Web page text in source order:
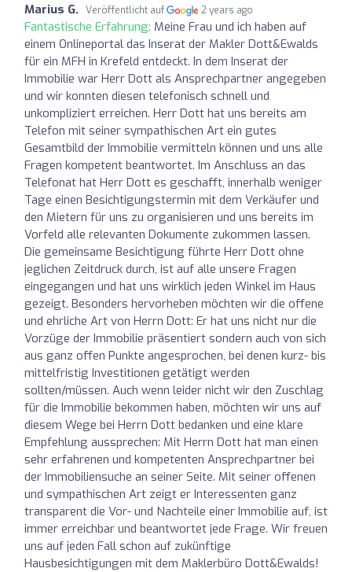
Marius G. Veröffentlicht auf 2 years ago
Fantastische Erfahrung: Meine Frau und ich haben auf
einem Onlineportal das Inserat der Makler Dott&Ewalds
für ein MFH in Krefeld entdeckt. In dem Inserat der
Immobilie war Herr Dott als Ansprechpartner angegeben
und wir konnten diesen telefonisch schnell und
unkompliziert erreichen. Herr Dott hat uns bereits am
Telefon mit seiner sympathischen Art ein gutes
Gesamtbild der Immobilie vermitteln können und uns alle
Fragen kompetent beantwortet. Im Anschluss an das
Telefonat hat Herr Dott es geschafft, innerhalb weniger
Tage einen Besichtigungstermin mit dem Verkäufer und
den Mietern für uns zu organisieren und uns bereits im
Vorfeld alle relevanten Dokumente zukommen lassen.
Die gemeinsame Besichtigung führte Herr Dott ohne
jeglichen Zeitdruck durch, ist auf alle unsere Fragen
eingegangen und hat uns wirklich jeden Winkel im Haus
gezeigt. Besonders hervorheben möchten wir die offene
und ehrliche Art von Herrn Dott: Er hat uns nicht nur die
Vorzüge der Immobilie präsentiert sondern auch von sich
aus ganz offen Punkte angesprochen, bei denen kurz- bis
mittelfristig Investitionen getätigt werden
sollten/müssen. Auch wenn leider nicht wir den Zuschlag
für die Immobilie bekommen haben, möchten wir uns auf
diesem Wege bei Herrn Dott bedanken und eine klare
Empfehlung aussprechen: Mit Herrn Dott hat man einen
sehr erfahrenen und kompetenten Ansprechpartner bei
der Immobiliensuche an seiner Seite. Mit seiner offenen
und sympathischen Art zeigt er Interessenten ganz
transparent die Vor- und Nachteile einer Immobilie auf, ist
immer erreichbar und beantwortet jede Frage. Wir freuen
uns auf jeden Fall schon auf zukünftige
Hausbesichtigungen mit dem Maklerbüro Dott&Ewalds!